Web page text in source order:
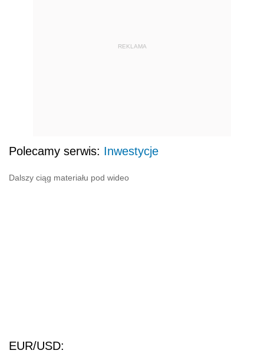
REKLAMA
Polecamy serwis: Inwestycje
Dalszy ciąg materiału pod wideo
EUR/USD: